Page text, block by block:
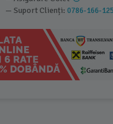
— Suport Clienți:0786-166-125